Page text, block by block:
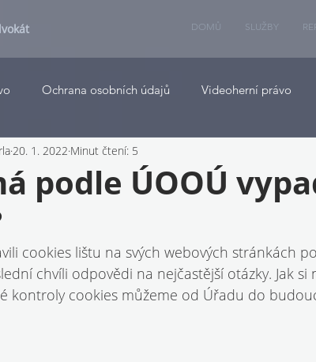
DOMŮ SLUŽBY
Ochrana osobních údajů Videoherní právo
podle ÚOOÚ
20. 1. 2022 Minut čtení: 5
cookies lištu na svých webových stránkách
chvíli odpovědi na nejčastější otázky. Jak si
kontroly cookies můžeme od Úřadu do